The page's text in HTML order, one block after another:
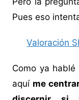
Pues eso
Valoración
Como ya
aquí me